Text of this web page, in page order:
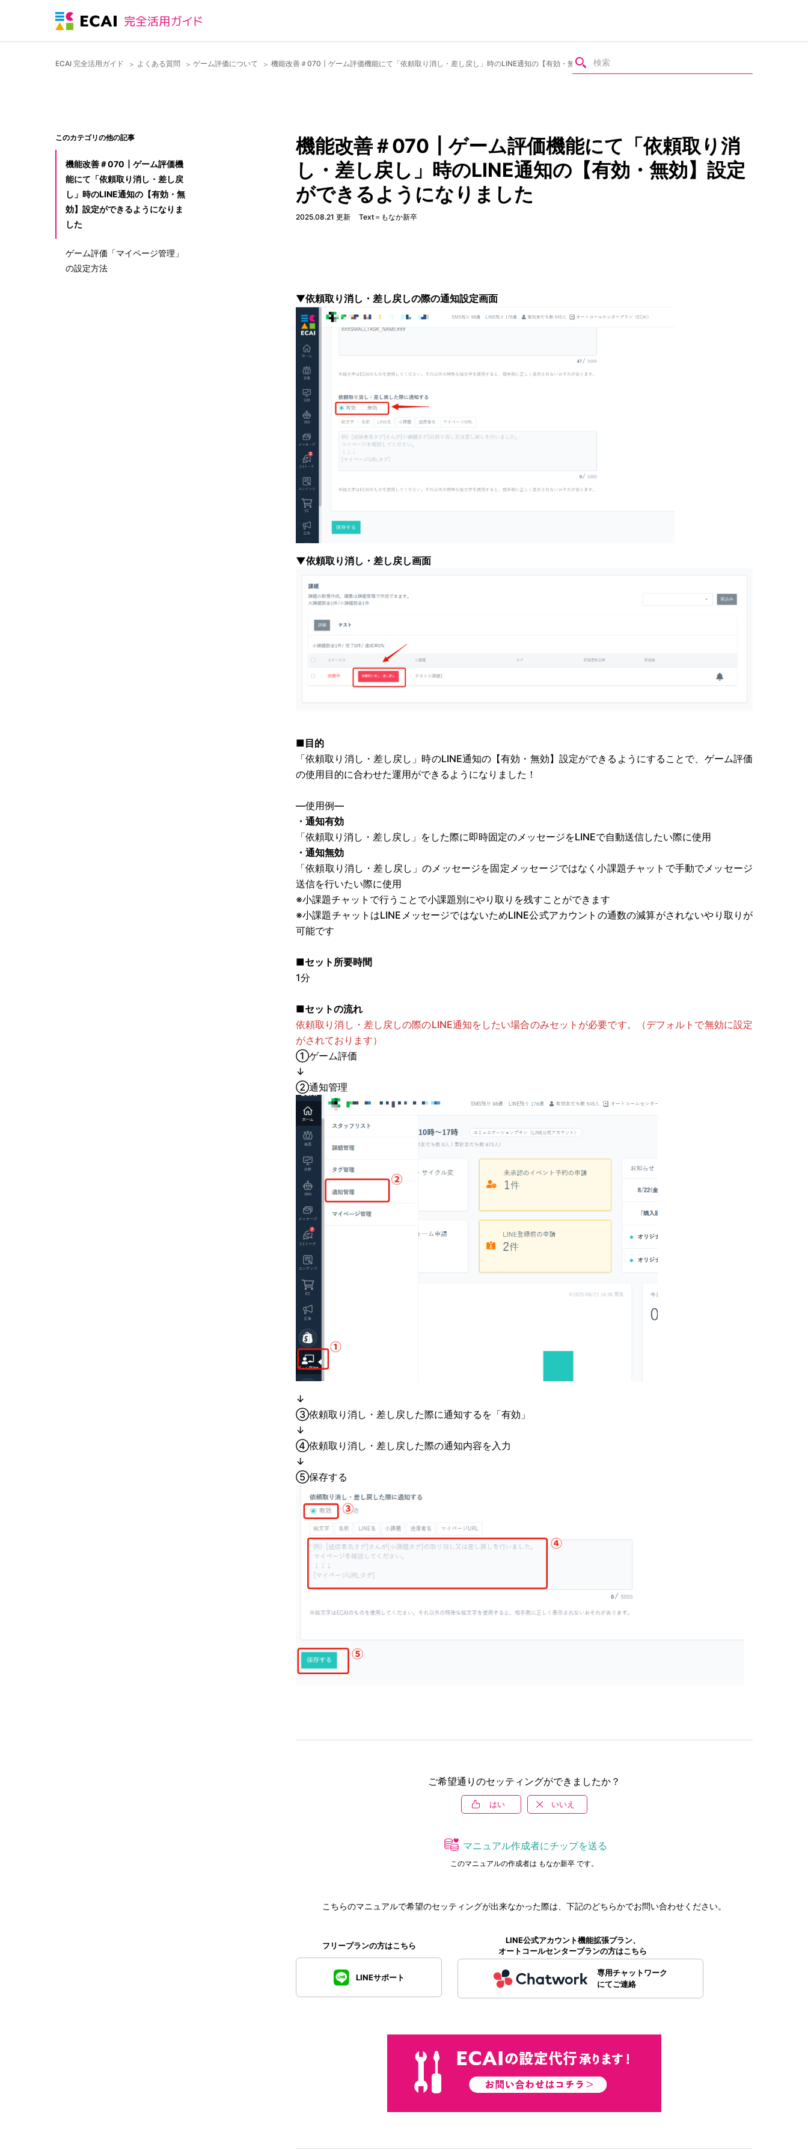
ECAI 完全活用ガイド よくある質問 ゲーム評価について 機能改善＃070┃ゲーム評価機能にて「依頼取り消し・差し戻し」時のLINE通知の【有効・無効】設定ができるようになりました
機能改善＃070┃ゲーム評価機能にて「依頼取り消
し・差し戻し」時のLINE通知の【有効・無効】設定
ができるようになりました
2025.08.21 更新 Text＝もなか新卒
▼依頼取り消し・差し戻しの際の通知設定画面
▼依頼取り消し・差し戻し画面
■目的
「依頼取り消し・差し戻し」時のLINE通知の【有効・無効】設定ができるようにすることで、ゲーム評価
の使用目的に合わせた運用ができるようになりました！
—使用例—
・通知有効
「依頼取り消し・差し戻し」をした際に即時固定のメッセージをLINEで自動送信したい際に使用
・通知無効
「依頼取り消し・差し戻し」のメッセージを固定メッセージではなく小課題チャットで手動でメッセージ
送信を行いたい際に使用
※小課題チャットで行うことで小課題別にやり取りを残すことができます
※小課題チャットはLINEメッセージではないためLINE公式アカウントの通数の減算がされないやり取りが
可能です
■セット所要時間
1分
■セットの流れ
依頼取り消し・差し戻しの際のLINE通知をしたい場合のみセットが必要です。（デフォルトで無効に設定
がされております）
①ゲーム評価
↓
②通知管理
↓
➂依頼取り消し・差し戻した際に通知するを「有効」
↓
④依頼取り消し・差し戻した際の通知内容を入力
↓
⑤保存する
ご希望通りのセッティングができましたか？
はい いいえ
マニュアル作成者にチップを送る
このマニュアルの作成者は もなか新卒 です。
こちらのマニュアルで希望のセッティングが出来なかった際は、下記のどちらかでお問い合わせください。
フリープランの方はこちら
LINEサポート
LINE公式アカウント機能拡張プラン、
オートコールセンタープランの方はこちら
専用チャットワーク
にてご連絡
このカテゴリの他の記事
機能改善＃070┃ゲーム評価機
能にて「依頼取り消し・差し戻
し」時のLINE通知の【有効・無
効】設定ができるようになりま
した
ゲーム評価「マイページ管理」
の設定方法